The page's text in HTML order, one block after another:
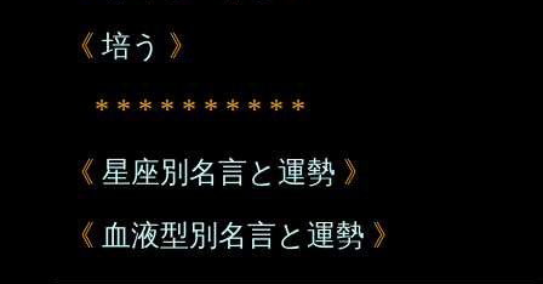
《 培う 》
* * * * * * * * * *
《 星座別名言と運勢 》
《 血液型別名言と運勢 》